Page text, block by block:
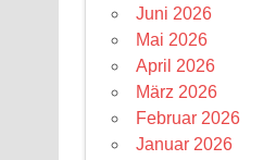
Juni 2026
Mai 2026
April 2026
März 2026
Februar 2026
Januar 2026